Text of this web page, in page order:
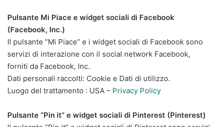
Pulsante Mi Piace e widget sociali di Facebook
(Facebook, Inc.)
Il pulsante “Mi Piace” e i widget sociali di Facebook sono
servizi di interazione con il social network Facebook,
forniti da Facebook, Inc.
Dati personali raccolti: Cookie e Dati di utilizzo.
Luogo del trattamento : USA – Privacy Policy
Pulsante “Pin it” e widget sociali di Pinterest (Pinterest)